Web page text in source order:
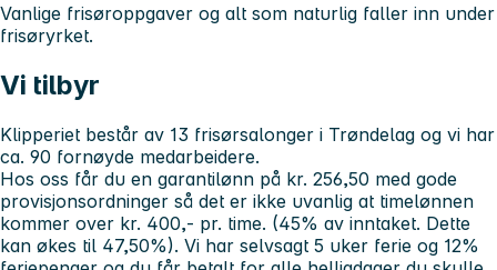
Vanlige frisøroppgaver og alt som naturlig faller inn under
frisøryrket.
Vi tilbyr
Klipperiet består av 13 frisørsalonger i Trøndelag og vi har
ca. 90 fornøyde medarbeidere.
Hos oss får du en garantilønn på kr. 256,50 med gode
provisjonsordninger så det er ikke uvanlig at timelønnen
kommer over kr. 400,- pr. time. (45% av inntaket. Dette
kan økes til 47,50%). Vi har selvsagt 5 uker ferie og 12%